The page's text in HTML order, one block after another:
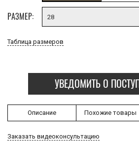
РАЗМЕР: 28
Таблица размеров
УВЕДОМИТЬ О
Описание Похожие товары
Заказать видеоконсультацию